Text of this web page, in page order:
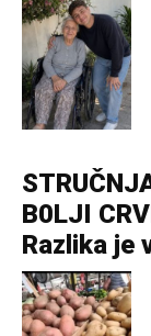
B0LJI
Razlika je